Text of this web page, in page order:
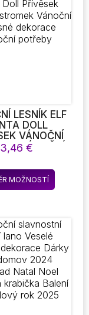
lze
vybrat
LESNÍK ELF
DOLL
VÁNOČNÍ
VÁNOČNÍ
DEKORACE
POTŘEBY
3,46 €
MOŽNOSTÍ
Tento
produkt
variant.
lze
vybrat
na
stránce